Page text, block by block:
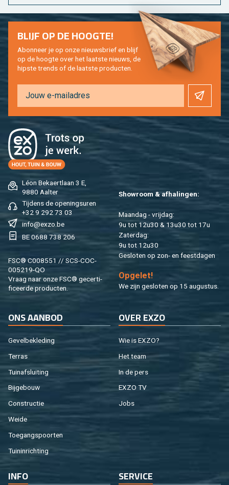
Léon Be­kaert­laan 3 E,
9880 Aal­ter
Tij­dens de ope­nings­uren
+32 9 292 73 03
info@​exzo.​be
BE 0688 738 206
FSC® C008551 // SCS-COC-
005219-QO
Vraag naar onze FSC® ge­cer­ti­
fi­ceer­de pro­duc­ten.
Show­room & af­ha­lin­gen:
Maan­dag - vrij­dag:
9u tot 12u30 & 13u30 tot 17u
Za­ter­dag:
9u tot 12u30
Ge­slo­ten op zon- en feest­da­gen
Op­ge­let!
We zijn ge­slo­ten op 15 au­gus­tus.
BLIJF OP DE HOOG­TE!
Abon­neer je op onze nieuws­brief en blijf
op de hoog­te over het laat­ste nieuws, de
hip­s­te trends of de laat­ste pro­duc­ten.
ONS AAN­BOD
Ge­vel­be­kle­ding
Ter­ras
Tuin­af­slui­ting
Bij­ge­bouw
Con­struc­tie
Weide
Toe­gangs­poor­ten
Tuin­in­rich­ting
OVER EXZO
Wie is EXZO?
Het team
In de pers
EXZO TV
Jobs
INFO SER­VI­CE